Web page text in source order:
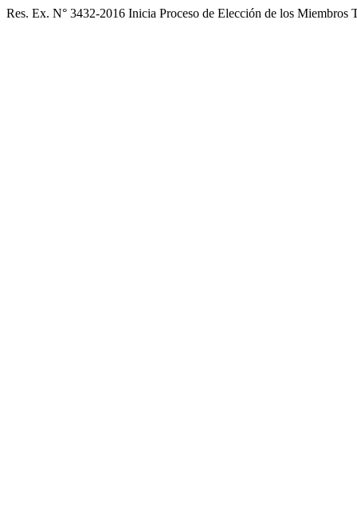
Res. Ex. N° 3432-2016 Inicia Proceso de Elección de los Miembros